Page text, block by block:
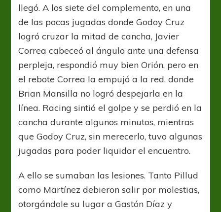
llegó. A los siete del complemento, en una
de las pocas jugadas donde Godoy Cruz
logró cruzar la mitad de cancha, Javier
Correa cabeceó al ángulo ante una defensa
perpleja, respondió muy bien Orión, pero en
el rebote Correa la empujó a la red, donde
Brian Mansilla no logró despejarla en la
línea. Racing sintió el golpe y se perdió en la
cancha durante algunos minutos, mientras
que Godoy Cruz, sin merecerlo, tuvo algunas
jugadas para poder liquidar el encuentro.
A ello se sumaban las lesiones. Tanto Pillud
como Martínez debieron salir por molestias,
otorgándole su lugar a Gastón Díaz y